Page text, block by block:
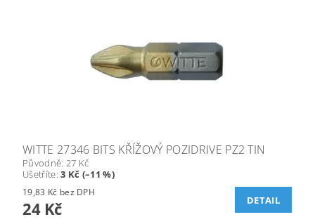
WITTE 27346 BITS KŘÍŽOVÝ POZIDRIVE PZ2 TIN
Původně: 27 Kč
Ušetříte:3 Kč (–11 %)
19,83 Kč bez DPH
24 Kč DETAIL